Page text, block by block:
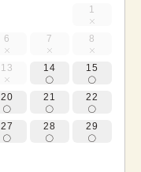
1
6 7 8
13 14 15
20 21 22
27 28 29